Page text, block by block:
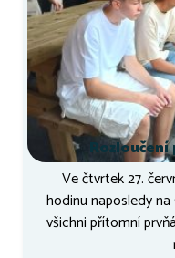
Ve čtvrtek 27.
hodinu naposledy
všichni přítomní